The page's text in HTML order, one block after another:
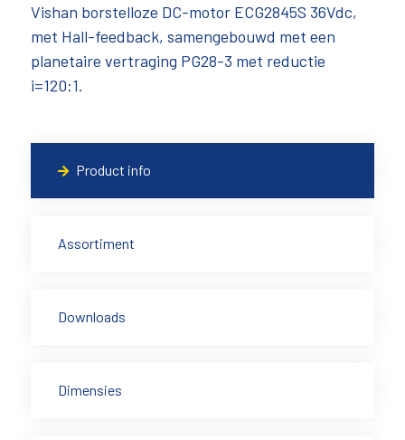
Vishan borstelloze DC-motor ECG2845S 36Vdc,
met Hall-feedback, samengebouwd met een
planetaire vertraging PG28-3 met reductie
i=120:1.
Product info
Assortiment
Downloads
Dimensies